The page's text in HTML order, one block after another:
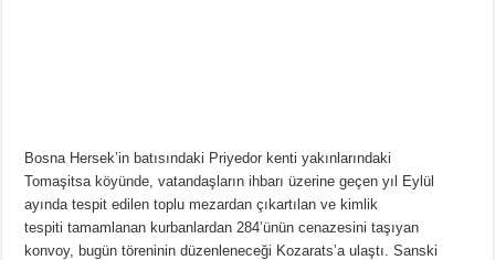
Bosna Hersek’in batısındaki Priyedor kenti yakınlarındaki
Tomaşitsa köyünde, vatandaşların ihbarı üzerine geçen yıl Eylül
ayında tespit edilen toplu mezardan çıkartılan ve kimlik
tespiti tamamlanan kurbanlardan 284’ünün cenazesini taşıyan
konvoy, bugün töreninin düzenleneceği Kozarats’a ulaştı. Sanski